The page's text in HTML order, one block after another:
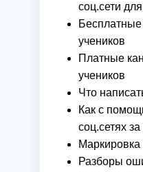
соц.сети
учеников
Платные
учеников
Что
Как с
соц.сетях
Разборы